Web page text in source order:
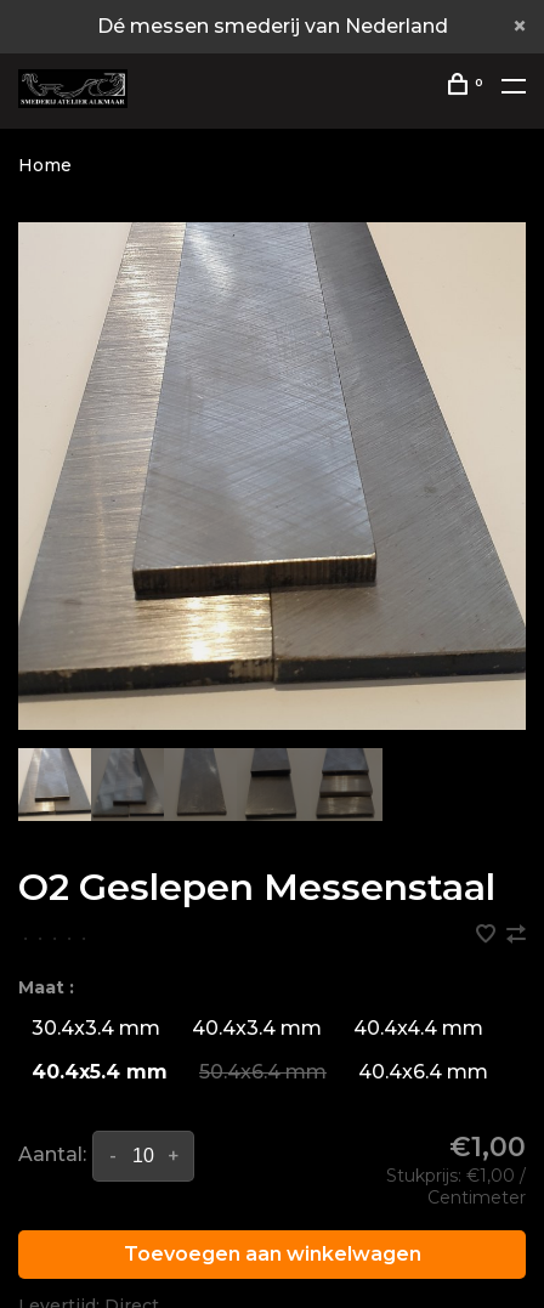
Dé messen smederij van Nederland
0
Home
O2 Geslepen Messenstaal
• • • • •
Maat :
30.4x3.4 mm 40.4x3.4 mm
40.4x4.4 mm
40.4x5.4 mm
50.4x6.4 mm 40.4x6.4 mm
Aantal: +
- €1,00
Stukprijs: €1,00 /
Centimeter
Toevoegen aan winkelwagen